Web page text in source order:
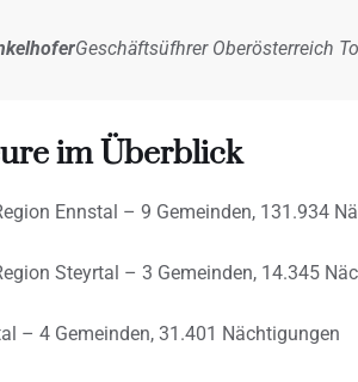
Geschäftsüfhrer Oberösterreich
im Überblick
Ennstal – 9 Gemeinden, 131.934
Steyrtal – 3 Gemeinden, 14.345
– 4 Gemeinden, 31.401 Nächtigungen